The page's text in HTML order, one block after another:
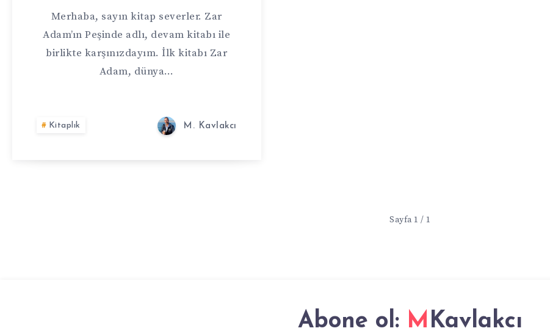
Merhaba, sayın kitap severler. Zar
Adam’ın Peşinde adlı, devam kitabı ile
birlikte karşınızdayım. İlk kitabı Zar
Adam, dünya…
Kitaplık M. Kavlakcı
Sayfa 1 / 1
Abone ol: MKavlakcı